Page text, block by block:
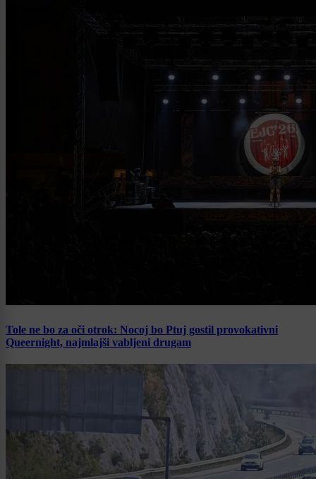
Tole ne bo za oči otrok: Nocoj bo Ptuj gostil provokativni
Queernight, najmlajši vabljeni drugam